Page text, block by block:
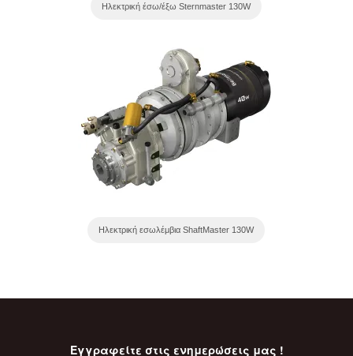
Ηλεκτρική έσω/έξω Sternmaster 130W
Ηλεκτρική εσωλέμβια ShaftMaster 130W
Εγγραφείτε στις ενημερώσεις μας !